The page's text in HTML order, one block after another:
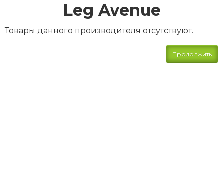
Leg Avenue
Товары данного производителя отсутствуют.
Продолжить